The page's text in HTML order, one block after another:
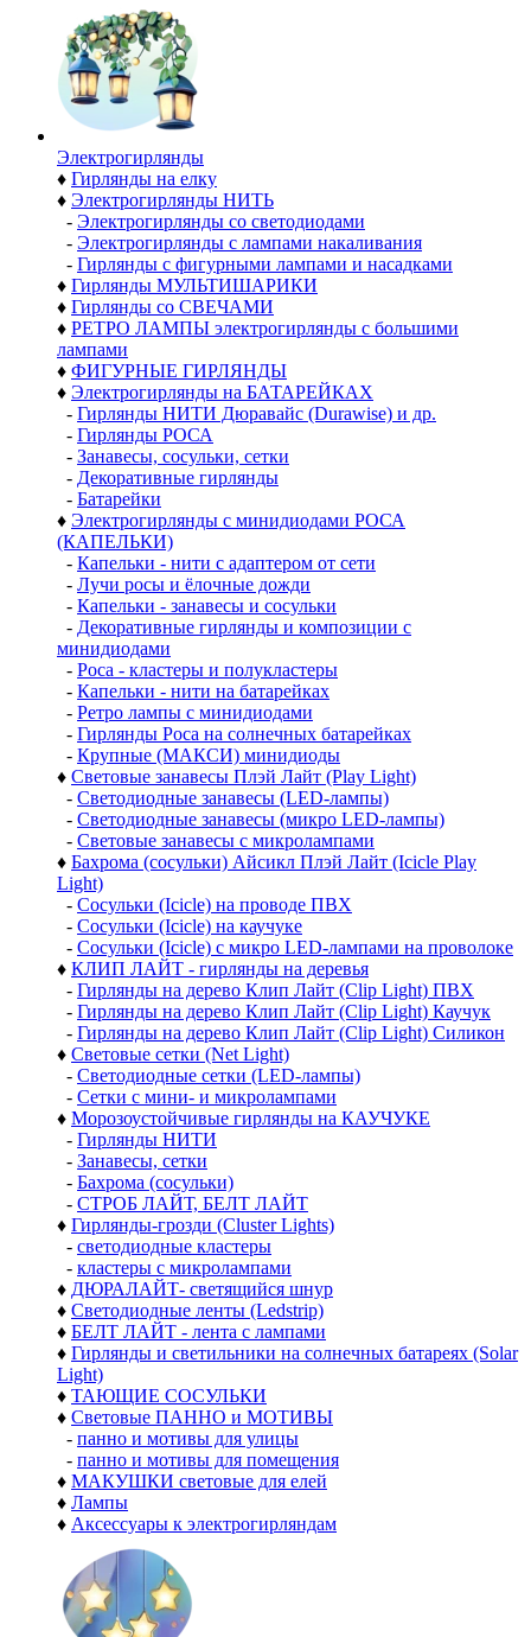
Электро­гирлянды
♦ Гирлянды на елку
♦ Электрогирлянды НИТЬ
- Электрогирлянды со светодиодами
- Электрогирлянды с лампами накаливания
- Гирлянды с фигурными лампами и насадками
♦ Гирлянды МУЛЬТИШАРИКИ
♦ Гирлянды со СВЕЧАМИ
♦ РЕТРО ЛАМПЫ электрогирлянды с большими
лампами
♦ ФИГУРНЫЕ ГИРЛЯНДЫ
♦ Электрогирлянды на БАТАРЕЙКАХ
- Гирлянды НИТИ Дюравайс (Durawise) и др.
- Гирлянды РОСА
- Занавесы, сосульки, сетки
- Декоративные гирлянды
- Батарейки
♦ Электрогирлянды с минидиодами РОСА
(КАПЕЛЬКИ)
- Капельки - нити с адаптером от сети
- Лучи росы и ёлочные дожди
- Капельки - занавесы и сосульки
- Декоративные гирлянды и композиции с
минидиодами
- Роса - кластеры и полукластеры
- Капельки - нити на батарейках
- Ретро лампы с минидиодами
- Гирлянды Роса на солнечных батарейках
- Крупные (МАКСИ) минидиоды
♦ Световые занавесы Плэй Лайт (Play Light)
- Светодиодные занавесы (LED-лампы)
- Светодиодные занавесы (микро LED-лампы)
- Световые занавесы с микролампами
♦ Бахрома (сосульки) Айсикл Плэй Лайт (Icicle Play
Light)
- Сосульки (Icicle) на проводе ПВХ
- Сосульки (Icicle) на каучуке
- Сосульки (Icicle) с микро LED-лампами на проволоке
♦ КЛИП ЛАЙТ - гирлянды на деревья
- Гирлянды на дерево Клип Лайт (Clip Light) ПВХ
- Гирлянды на дерево Клип Лайт (Clip Light) Каучук
- Гирлянды на дерево Клип Лайт (Clip Light) Силикон
♦ Световые сетки (Net Light)
- Светодиодные сетки (LED-лампы)
- Сетки с мини- и микролампами
♦ Морозоустойчивые гирлянды на КАУЧУКЕ
- Гирлянды НИТИ
- Занавесы, сетки
- Бахрома (сосульки)
- СТРОБ ЛАЙТ, БЕЛТ ЛАЙТ
♦ Гирлянды-грозди (Cluster Lights)
- светодиодные кластеры
- кластеры с микролампами
♦ ДЮРАЛАЙТ- светящийся шнур
♦ Светодиодные ленты (Ledstrip)
♦ БЕЛТ ЛАЙТ - лента с лампами
♦ Гирлянды и светильники на солнечных батареях (Solar
Light)
♦ ТАЮЩИЕ СОСУЛЬКИ
♦ Световые ПАННО и МОТИВЫ
- панно и мотивы для улицы
- панно и мотивы для помещения
♦ МАКУШКИ световые для елей
♦ Лампы
♦ Аксессуары к электрогирляндам